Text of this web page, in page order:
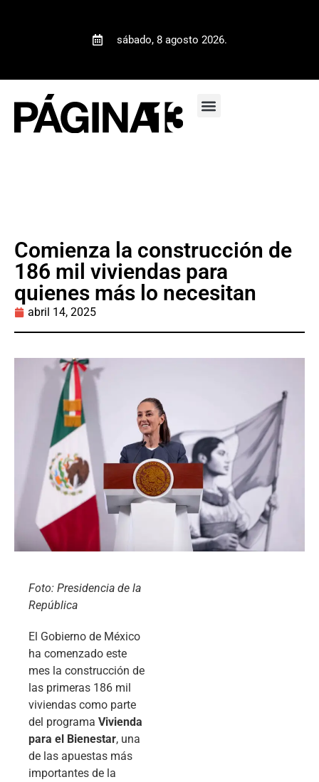
sábado, 8 agosto 2026.
Comienza la construcción de
186 mil viviendas para
quienes más lo necesitan
abril 14, 2025
Foto: Presidencia de la
República
El Gobierno de México
ha comenzado este
mes la construcción de
las primeras 186 mil
viviendas como parte
del programa Vivienda
para el Bienestar, una
de las apuestas más
importantes de la